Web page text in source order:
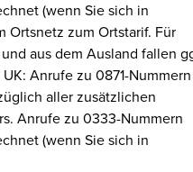
(wenn Sie sich in
Ortsnetz zum Ortstarif. Für
aus dem Ausland fallen
Anrufe zu 0871-Nummern
aller zusätzlichen
Anrufe zu 0333-Nummern
(wenn Sie sich in